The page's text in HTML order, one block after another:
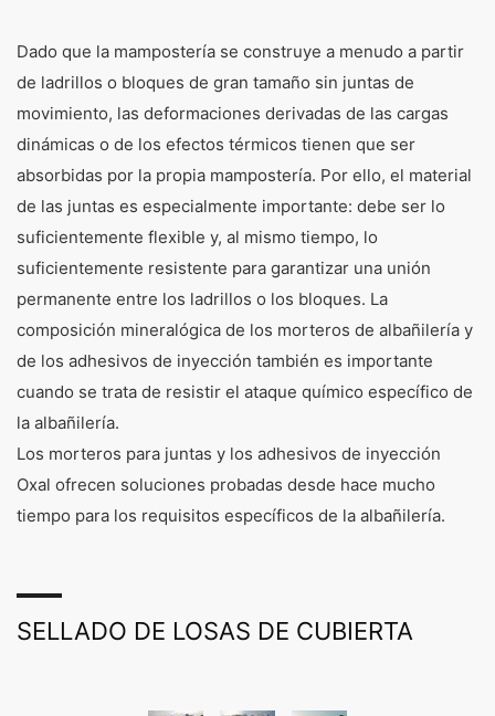
Dado que la mampostería se construye a menudo a partir
de ladrillos o bloques de gran tamaño sin juntas de
movimiento, las deformaciones derivadas de las cargas
dinámicas o de los efectos térmicos tienen que ser
absorbidas por la propia mampostería. Por ello, el material
de las juntas es especialmente importante: debe ser lo
suficientemente flexible y, al mismo tiempo, lo
suficientemente resistente para garantizar una unión
permanente entre los ladrillos o los bloques. La
composición mineralógica de los morteros de albañilería y
de los adhesivos de inyección también es importante
cuando se trata de resistir el ataque químico específico de
la albañilería.
Los morteros para juntas y los adhesivos de inyección
Oxal ofrecen soluciones probadas desde hace mucho
tiempo para los requisitos específicos de la albañilería.
SELLADO DE LOSAS DE CUBIERTA